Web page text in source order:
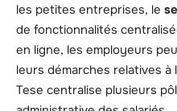
les petites entreprises, le
de fonctionnalités
en ligne, les employeurs
leurs démarches relatives à
Tese centralise plusieurs